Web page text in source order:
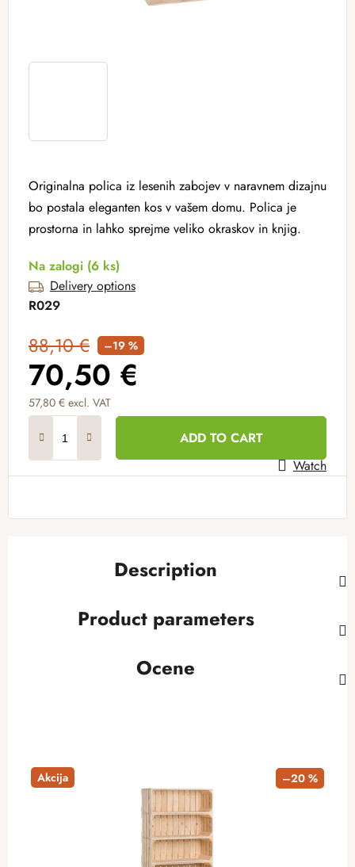
Originalna polica iz lesenih zabojev v naravnem dizajnu
bo postala eleganten kos v vašem domu. Polica je
prostorna in lahko sprejme veliko okraskov in knjig.
Na zalogi (6 ks)
Delivery options
R029
88,10 € –19 %
70,50 €
57,80 € excl. VAT
ADD TO CART
Watch
Description
Product parameters
Ocene
Akcija –20 %